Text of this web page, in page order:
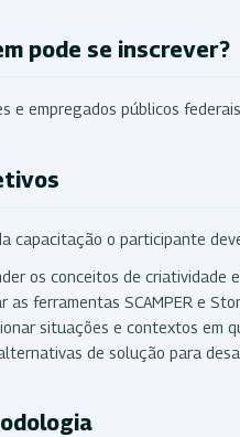
pode se inscrever?
e empregados públicos federais
capacitação o participante
os conceitos de criatividade
as ferramentas SCAMPER e
situações e contextos em
de solução para